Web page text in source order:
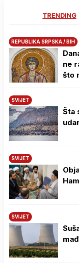
TRENDING
REPUBLIKA SRPSKA / BIH
ne
što
SVIJET
Šta
SVIJET
SVIJET